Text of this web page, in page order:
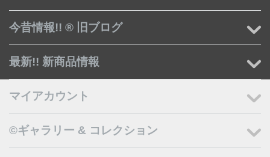
今昔情報!! ® 旧ブログ
最新!! 新商品情報
マイアカウント
©ギャラリー & コレクション